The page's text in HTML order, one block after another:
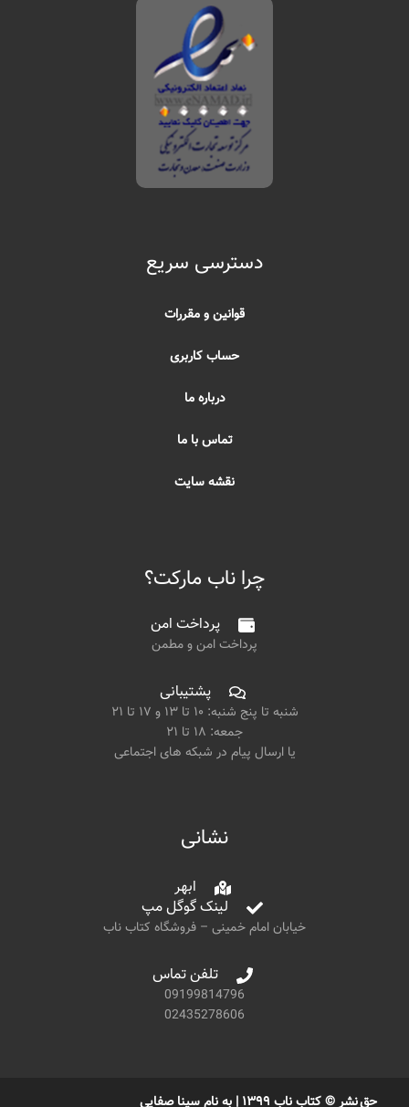
دسترسی سریع
قوانین و مقررات
حساب کاربری
درباره ما
تماس با ما
نقشه سایت
چرا ناب مارکت؟
پرداخت امن
پرداخت امن و مطمن
پشتیبانی
شنبه تا پنج شنبه: ۱۰ تا ۱۳ و ۱۷ تا ۲۱
جمعه: ۱۸ تا ۲۱
یا ارسال پیام در شبکه های اجتماعی
نشانی
ابهر
لینک گوگل مپ
خیابان امام خمینی – فروشگاه کتاب ناب
تلفن تماس
09199814796
02435278606
حق نشر © کتاب ناب ۱۳۹۹ | به نام سینا صفایی